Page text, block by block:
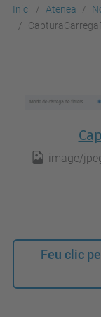
Inici Atenea
image/
Feu clic